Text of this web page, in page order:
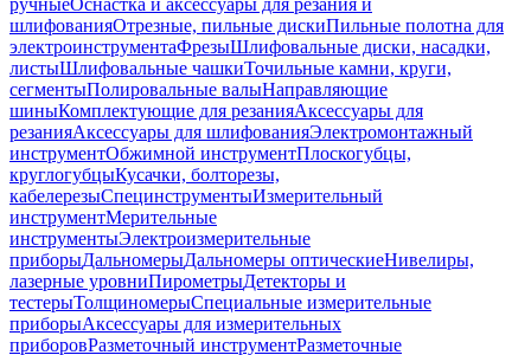
ручныеОснастка и аксессуары для резания и
шлифованияОтрезные, пильные дискиПильные полотна для
электроинструментаФрезыШлифовальные диски, насадки,
листыШлифовальные чашкиТочильные камни, круги,
сегментыПолировальные валыНаправляющие
шиныКомплектующие для резанияАксессуары для
резанияАксессуары для шлифованияЭлектромонтажный
инструментОбжимной инструментПлоскогубцы,
круглогубцыКусачки, болторезы,
кабелерезыСпецинструментыИзмерительный
инструментМерительные
инструментыЭлектроизмерительные
приборыДальномерыДальномеры оптическиеНивелиры,
лазерные уровниПирометрыДетекторы и
тестерыТолщиномерыСпециальные измерительные
приборыАксессуары для измерительных
приборовРазметочный инструментРазметочные